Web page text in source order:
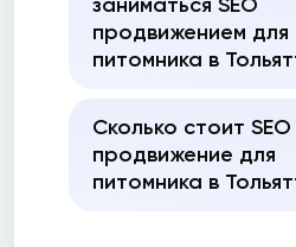
продвижением для
питомника в
Сколько стоит SEO
продвижение для
питомника в